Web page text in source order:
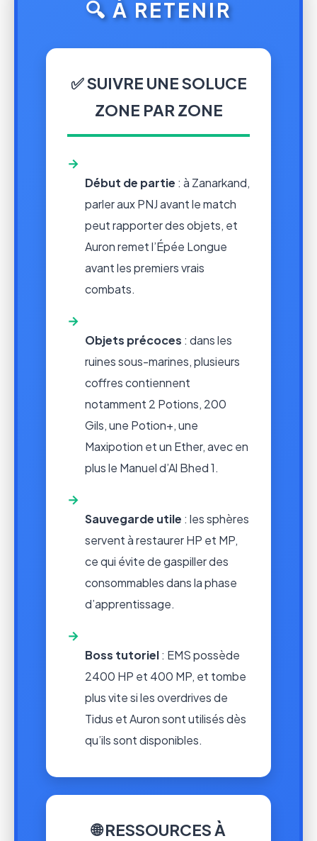
🔍 À RETENIR
✅ SUIVRE UNE SOLUCE
ZONE PAR ZONE
→
Début de partie : à Zanarkand,
parler aux PNJ avant le match
peut rapporter des objets, et
Auron remet l’Épée Longue
avant les premiers vrais
combats.
→
Objets précoces : dans les
ruines sous-marines, plusieurs
coffres contiennent
notamment 2 Potions, 200
Gils, une Potion+, une
Maxipotion et un Ether, avec en
plus le Manuel d’Al Bhed 1.
→
Sauvegarde utile : les sphères
servent à restaurer HP et MP,
ce qui évite de gaspiller des
consommables dans la phase
d’apprentissage.
→
Boss tutoriel: EMS possède
2400 HP et 400 MP, et tombe
plus vite si les overdrives de
Tidus et Auron sont utilisés dès
qu’ils sont disponibles.
🌐 RESSOURCES À